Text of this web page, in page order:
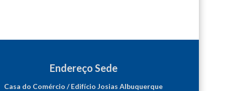
Endereço Sede
Casa do Comércio / Edifício Josias Albuquerque